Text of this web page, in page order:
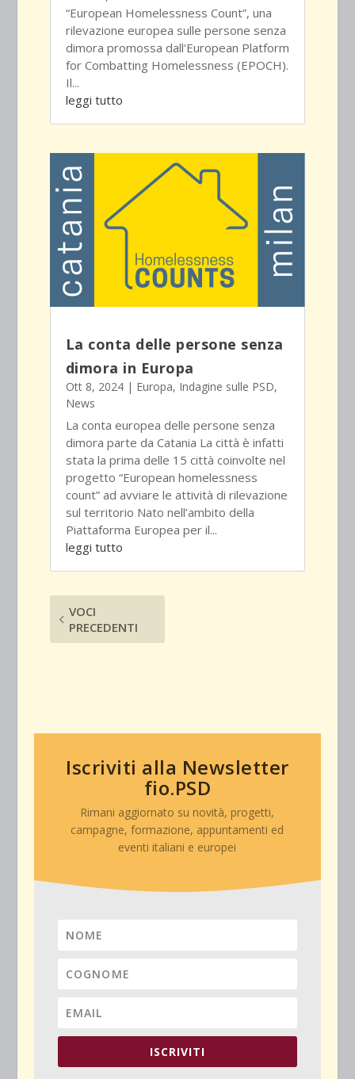
“European Homelessness Count”, una
rilevazione europea sulle persone senza
dimora promossa dall'European Platform
for Combatting Homelessness (EPOCH).
Il...
leggi tutto
La conta delle persone senza
dimora in Europa
Ott 8, 2024| Europa, Indagine sulle PSD,
News
La conta europea delle persone senza
dimora parte da Catania La città è infatti
stata la prima delle 15 città coinvolte nel
progetto “European homelessness
count” ad avviare le attività di rilevazione
sul territorio Nato nell’ambito della
Piattaforma Europea per il...
leggi tutto
VOCI
PRECEDENTI
Iscriviti alla Newsletter
fio.PSD
Rimani aggiornato su novità, progetti,
campagne, formazione, appuntamenti ed
eventi italiani e europei
ISCRIVITI